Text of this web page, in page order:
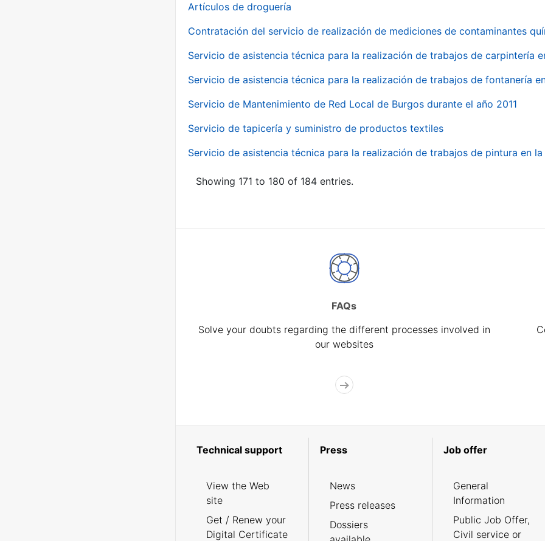
Artículos de droguería
Contratación del servicio de realización de mediciones de contaminantes
Servicio de asistencia técnica para la realización de trabajos de carpintería
Servicio de asistencia técnica para la realización de trabajos de fontanería
Servicio de Mantenimiento de Red Local de Burgos durante el año 2011
Servicio de tapicería y suministro de productos textiles
Servicio de asistencia técnica para la realización de trabajos de pintura en
Showing 171 to 180 of 184 entries.
FAQs
Solve your doubts regarding the different processes involved in
our websites
Technical support
View the Web
site
Get / Renew your
Digital Certificate
Press
News
Press releases
Dossiers
Job offer
General
Information
Public Job Offer,
Civil service or